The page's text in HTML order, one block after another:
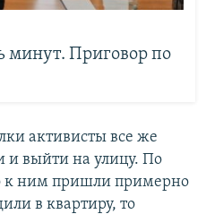
минут. Приговор по
активисты все же
и выйти на улицу. По
к ним пришли примерно
в квартиру, то